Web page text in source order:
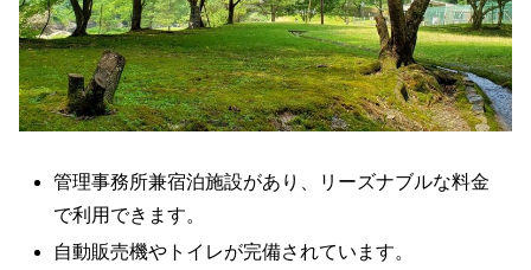
管理事務所兼宿泊施設があり、リーズナブルな料金
で利用できます。
自動販売機やトイレが完備されています。